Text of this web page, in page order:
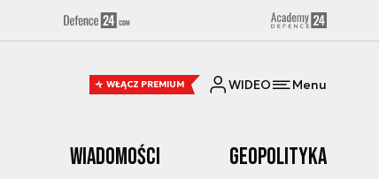
WŁĄCZ PREMIUM WIDEO Menu
Wiadomości Geopolityka